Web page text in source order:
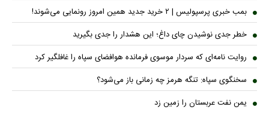
بمب خبری پرسپولیس | ۲ خرید جدید همین امروز رونمایی می‌شوند!
خطر جدی نوشیدن چای داغ؛ این هشدار را جدی بگیرید
روایت نامه‌ای که سردار موسوی فرمانده هوافضای سپاه را غافلگیر کرد
سخنگوی سپاه: تنگه هرمز چه زمانی باز می‌شود؟
یمن نفت عربستان را زمین زد